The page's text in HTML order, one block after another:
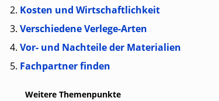
Kosten und Wirtschaftlichkeit
Verschiedene Verlege-Arten
Vor- und Nachteile der Materialien
Fachpartner finden
Weitere Themenpunkte